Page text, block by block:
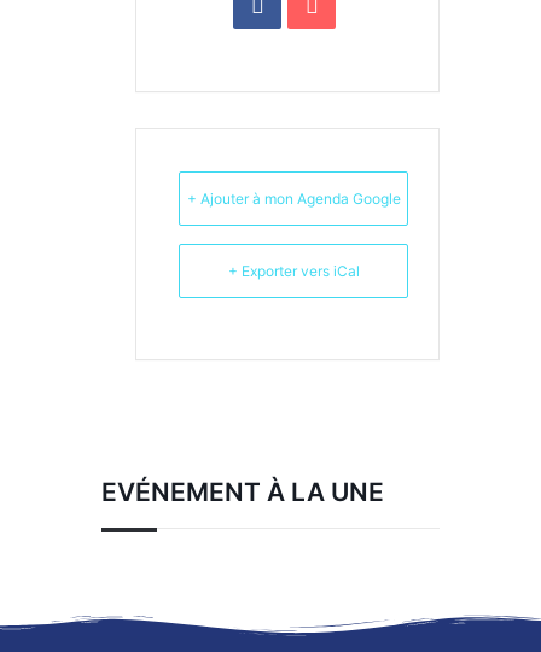
+ Ajouter à mon Agenda Google
+ Exporter vers iCal
EVÉNEMENT À LA UNE